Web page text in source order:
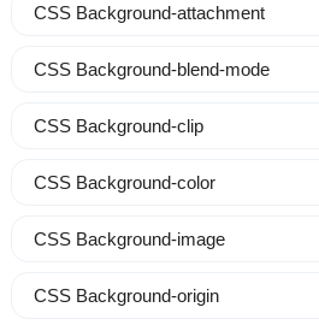
CSS Background-attachment
CSS Background-blend-mode
CSS Background-clip
CSS Background-color
CSS Background-image
CSS Background-origin